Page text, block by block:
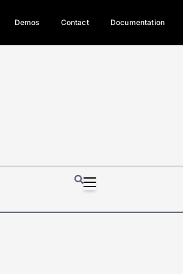
族正式成第17個原住民族、立院電競
光電場回
Demos Contact Documentation